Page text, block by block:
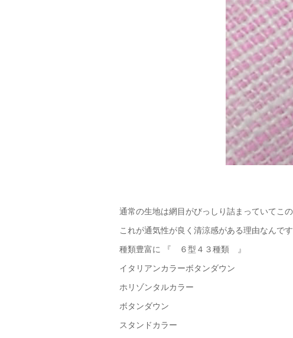
通常の生地は網目がびっしり詰まっていてこ
これが通気性が良く清涼感がある理由なんです
種類豊富に 『 ６型４３種類 』
イタリアンカラーボタンダウン
ホリゾンタルカラー
ボタンダウン
スタンドカラー